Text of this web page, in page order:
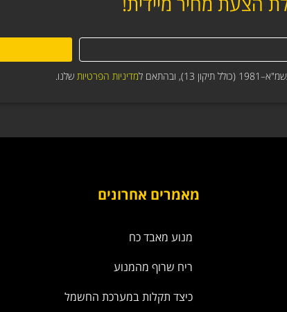
ל מדיניות הפרטיות שלנו.
מאמרים אחרונים
מנוע מאבד כח
ריח שרוף מהמנוע
כיצד תקלות במערכת החשמל